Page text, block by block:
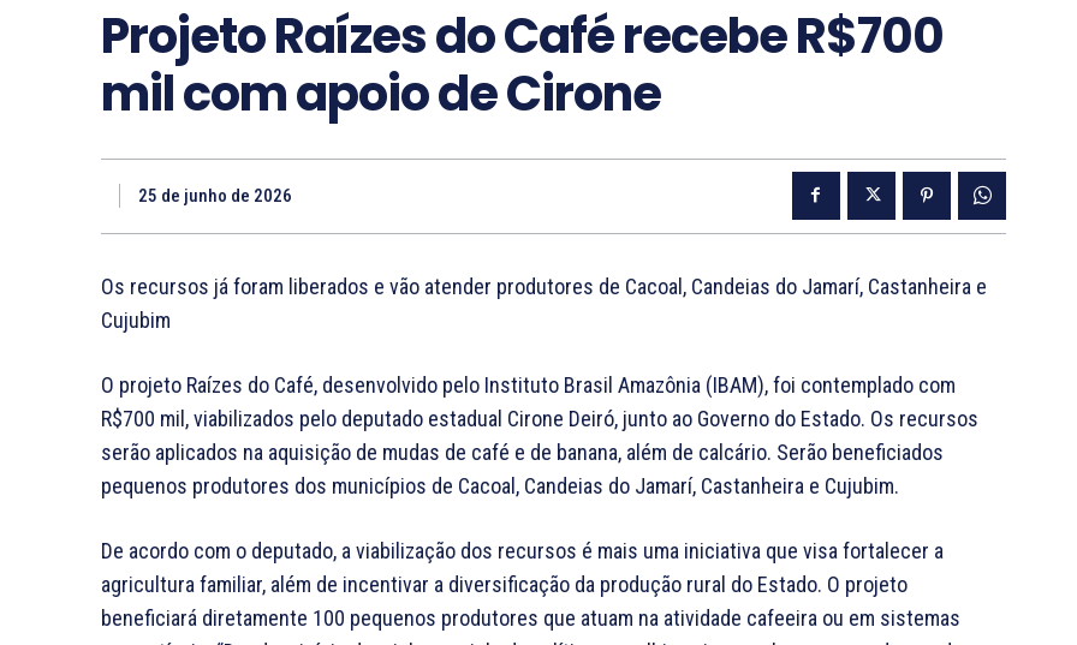
Projeto Raízes do Café recebe R$700
mil com apoio de Cirone
25 de junho de 2026
Os recursos já foram liberados e vão atender produtores de Cacoal, Candeias do Jamarí, Castanheira e
Cujubim
O projeto Raízes do Café, desenvolvido pelo Instituto Brasil Amazônia (IBAM), foi contemplado com
R$700 mil, viabilizados pelo deputado estadual Cirone Deiró, junto ao Governo do Estado. Os recursos
serão aplicados na aquisição de mudas de café e de banana, além de calcário. Serão beneficiados
pequenos produtores dos municípios de Cacoal, Candeias do Jamarí, Castanheira e Cujubim.
De acordo com o deputado, a viabilização dos recursos é mais uma iniciativa que visa fortalecer a
agricultura familiar, além de incentivar a diversificação da produção rural do Estado. O projeto
beneficiará diretamente 100 pequenos produtores que atuam na atividade cafeeira ou em sistemas